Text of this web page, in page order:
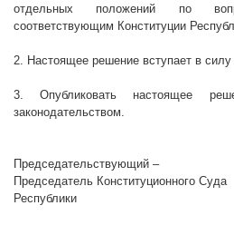
отдельных положений по
соответствующим Конституции
2. Настоящее решение вступает в силу
3. Опубликовать настоящее
законодательством.
Председательствующий –
Председатель Конституционного Суда
Республики